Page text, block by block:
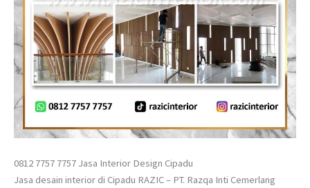
0812 7757 7757 Jasa Interior Design Cipadu
Jasa desain interior di Cipadu RAZIC – PT. Razqa Inti Cemerlang